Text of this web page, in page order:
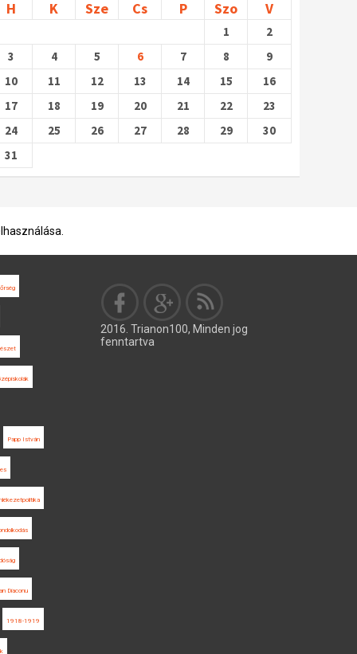
H K Sze Cs P Szo V
1
2
3
4 5 6 7 8
9
10
11 12 13 14 15
16
17
18 19 20 21 22
23
24
25 26 27 28 29
30
31
Papp István
Diaconu
1918-1919
2016. Trianon100, Minden jog
fenntartva